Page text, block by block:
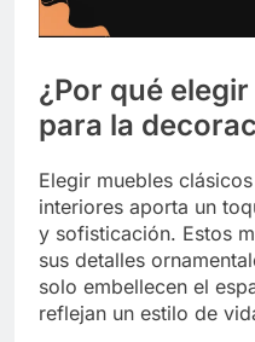
¿Por qué
para la
Elegir muebles
interiores aporta un
y sofisticación. Estos
sus detalles
solo embellecen el
reflejan un estilo de